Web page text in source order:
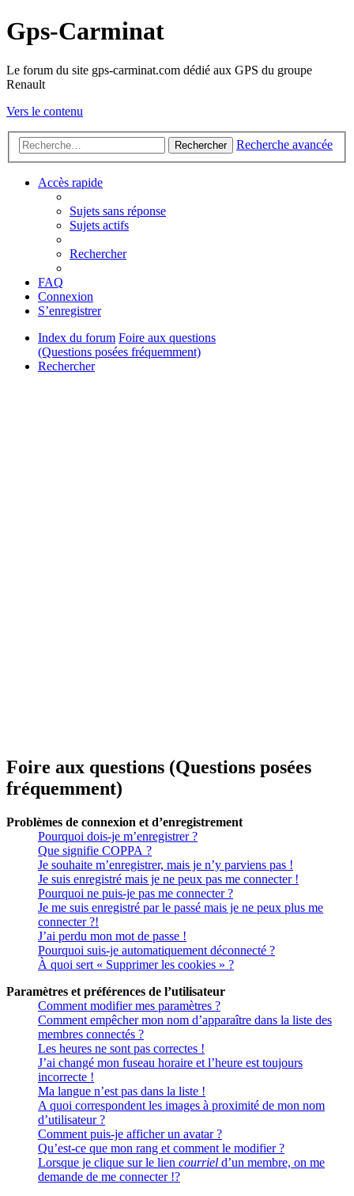
Gps-Carminat
Le forum du site gps-carminat.com dédié aux GPS du groupe
Renault
Vers le contenu
Rechercher Recherche avancée
Accès rapide
Sujets sans réponse
Sujets actifs
Rechercher
FAQ
Connexion
S’enregistrer
Index du forum Foire aux questions
(Questions posées fréquemment)
Rechercher
Foire aux questions (Questions posées
fréquemment)
Problèmes de connexion et d’enregistrement
Pourquoi dois-je m’enregistrer ?
Que signifie COPPA ?
Je souhaite m’enregistrer, mais je n’y parviens pas !
Je suis enregistré mais je ne peux pas me connecter !
Pourquoi ne puis-je pas me connecter ?
Je me suis enregistré par le passé mais je ne peux plus me
connecter ?!
J’ai perdu mon mot de passe !
Pourquoi suis-je automatiquement déconnecté ?
À quoi sert « Supprimer les cookies » ?
Paramètres et préférences de l’utilisateur
Comment modifier mes paramètres ?
Comment empêcher mon nom d’apparaître dans la liste des
membres connectés ?
Les heures ne sont pas correctes !
J’ai changé mon fuseau horaire et l’heure est toujours
incorrecte !
Ma langue n’est pas dans la liste !
A quoi correspondent les images à proximité de mon nom
d’utilisateur ?
Comment puis-je afficher un avatar ?
Qu’est-ce que mon rang et comment le modifier ?
Lorsque je clique sur le lien courriel d’un membre, on me
demande de me connecter !?